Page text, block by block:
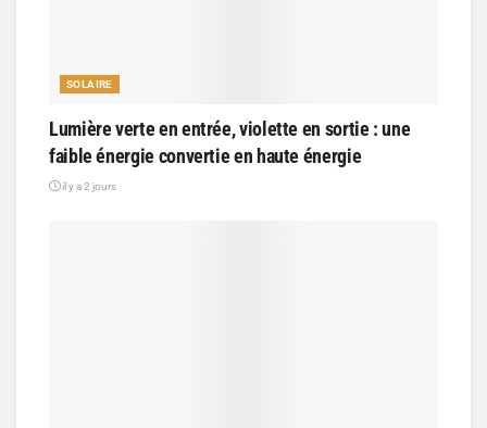
SOLAIRE
Lumière verte en entrée, violette en sortie : une
faible énergie convertie en haute énergie
il y a 2 jours